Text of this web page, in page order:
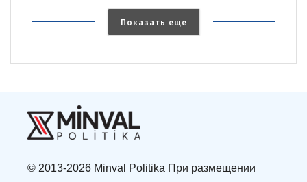
Показать еще
© 2013-2026 Minval Politika При размещении